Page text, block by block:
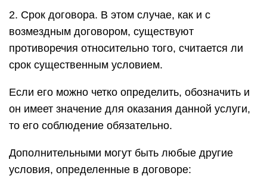
2. Срок договора. В этом случае, как и с
возмездным договором, существуют
противоречия относительно того, считается ли
срок существенным условием.
Если его можно четко определить, обозначить и
он имеет значение для оказания данной услуги,
то его соблюдение обязательно.
Дополнительными могут быть любые другие
условия, определенные в договоре: